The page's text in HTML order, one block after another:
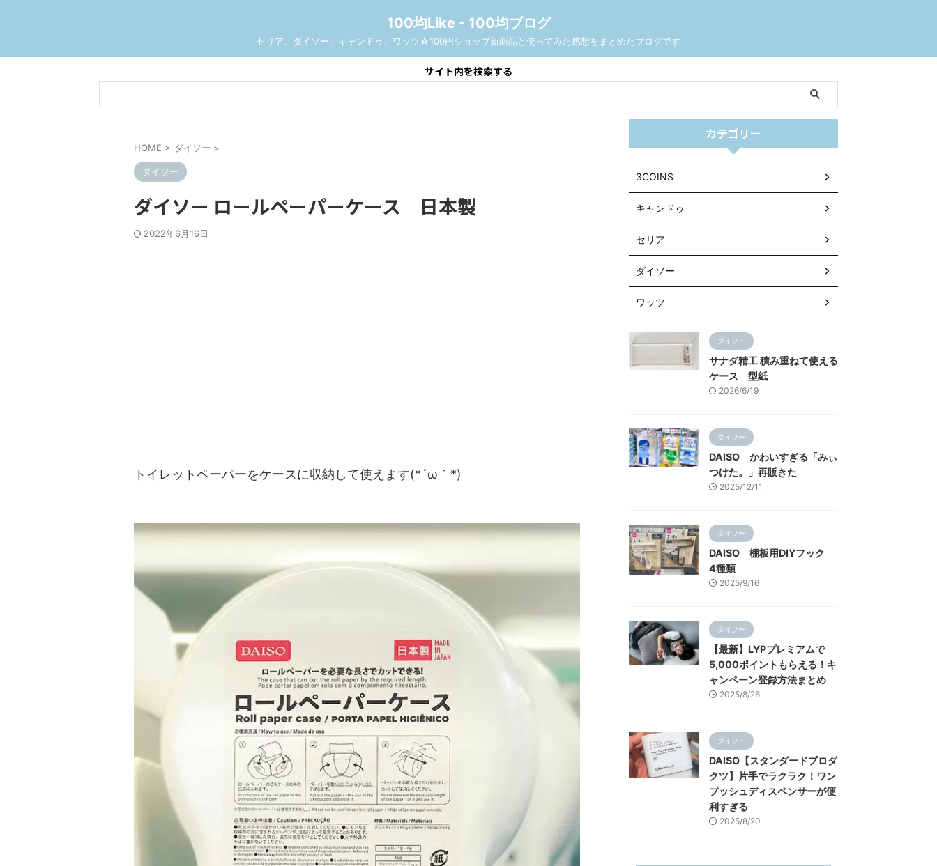
100均Like - 100均ブログ
セリア、ダイソー、キャンドゥ、ワッツ☆100円ショップ新商品と使ってみた感想をまとめたブログです
サイト内を検索する
HOME > ダイソー >
ダイソー
ダイソー ロールペーパーケース 日本製
2022年6月16日
トイレットペーパーをケースに収納して使えます(*´ω｀*)
カテゴリー
3COINS
キャンドゥ
セリア
ダイソー
ワッツ
ダイソー
サナダ精工 積み重ねて使える
ケース 型紙
2026/6/19
ダイソー
DAISO かわいすぎる「みぃ
つけた。」再販きた
2025/12/11
ダイソー
DAISO 棚板用DIYフック
4種類
2025/9/16
ダイソー
【最新】LYPプレミアムで
5,000ポイントもらえる！キ
ャンペーン登録方法まとめ
2025/8/26
ダイソー
DAISO【スタンダードプロダ
クツ】片手でラクラク！ワン
プッシュディスペンサーが便
利すぎる
2025/8/20